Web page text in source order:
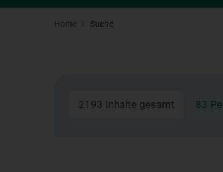
Home Suche
2193 Inhalte gesamt 83